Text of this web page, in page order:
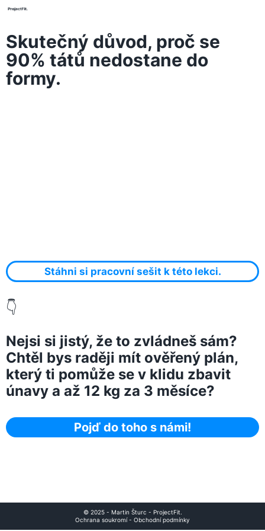
Skutečný důvod, proč se
90% tátů nedostane do
formy.
Stáhni si pracovní sešit k této lekci.
👇
Nejsi si jistý, že to zvládneš sám?
Chtěl bys raději mít ověřený plán,
který ti pomůže se v klidu zbavit
únavy a až 12 kg za 3 měsíce?
Pojď do toho s námi!
© 2025 - Martin Šturc - ProjectFit.
Ochrana soukromí- Obchodní podmínky